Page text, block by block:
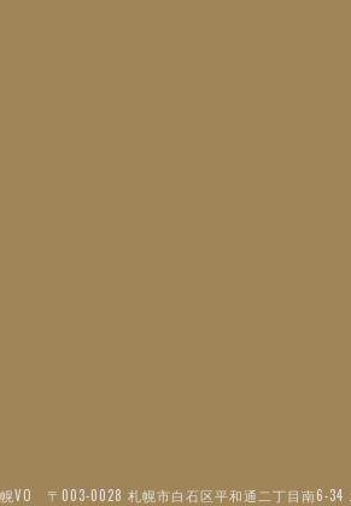
VO 〒003-0028 札幌市白石区平和通二丁目南6-34